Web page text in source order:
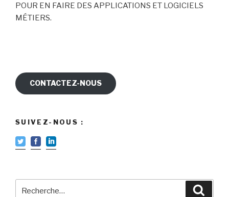
POUR EN FAIRE DES APPLICATIONS ET LOGICIELS
MÉTIERS.
CONTACTEZ-NOUS
SUIVEZ-NOUS :